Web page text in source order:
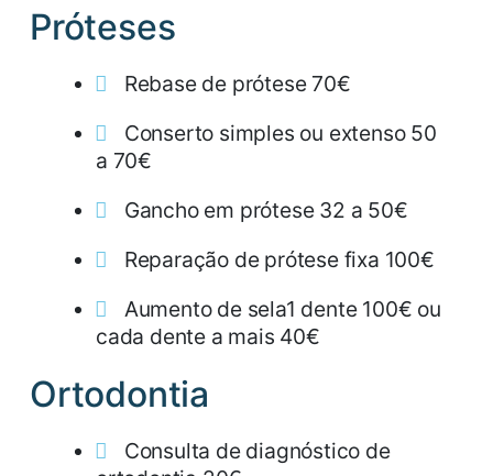
Próteses
Rebase de prótese 70€
Conserto simples ou extenso 50
a 70€
Gancho em prótese 32 a 50€
Reparação de prótese fixa 100€
Aumento de sela1 dente 100€ ou
cada dente a mais 40€
Ortodontia
Consulta de diagnóstico de